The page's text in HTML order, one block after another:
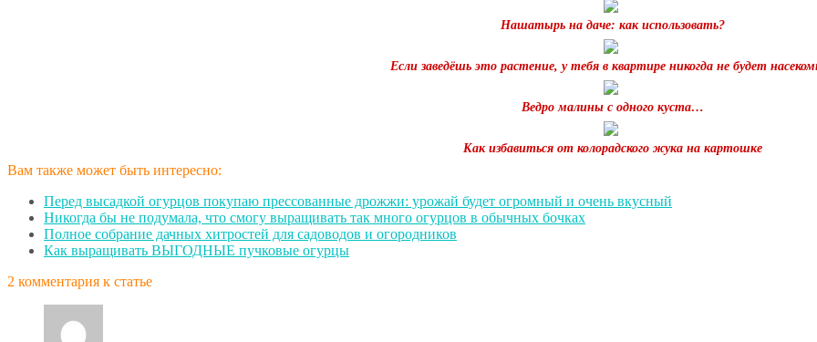
Нашатырь на даче: как использовать?
Если заведёшь это растение, у тебя в квартире никогда не будет
Ведро малины с одного куста…
Как избавиться от колорадского жука на картошке
Вам также может быть интересно:
Перед высадкой огурцов покупаю прессованные дрожжи: урожай будет огромный и очень вкусный
Никогда бы не подумала, что смогу выращивать так много огурцов в обычных бочках
Полное собрание дачных хитростей для садоводов и огородников
Как выращивать ВЫГОДНЫЕ пучковые огурцы
2 комментария к статье